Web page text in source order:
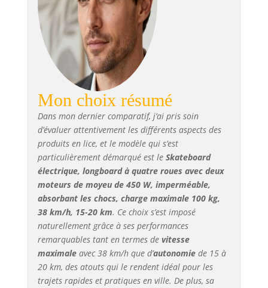
Mon choix résumé
Dans mon dernier comparatif, j’ai pris soin
d’évaluer attentivement les différents aspects des
produits en lice, et le modèle qui s’est
particulièrement démarqué est le Skateboard
électrique, longboard à quatre roues avec deux
moteurs de moyeu de 450 W, imperméable,
absorbant les chocs, charge maximale 100 kg,
38 km/h, 15-20 km. Ce choix s’est imposé
naturellement grâce à ses performances
remarquables tant en termes de vitesse
maximaleavec 38 km/h que d’autonomiede 15 à
20 km, des atouts qui le rendent idéal pour les
trajets rapides et pratiques en ville. De plus, sa